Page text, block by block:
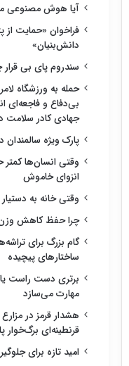
آیا هوش مصنوعی
فراخوان «حمایت
دانش‌بنیان»
سندروم پای بی
حمله به ورزشگاه
بی‌دفاع و فاجعه‌ای
جهادی کادر سلامت
پارک ویژه
وقتی انسان‌ها کمتر
انزوای خاموش
وقتی خانه به
چرا حفظ کاهش
گام بزرگ برای
ساختارهای پیچیده
برتری دست راست
مهارت می‌سازد
هشدار قرمز در
قرنطینه‌ای برگ‌خوار
امید تازه برای